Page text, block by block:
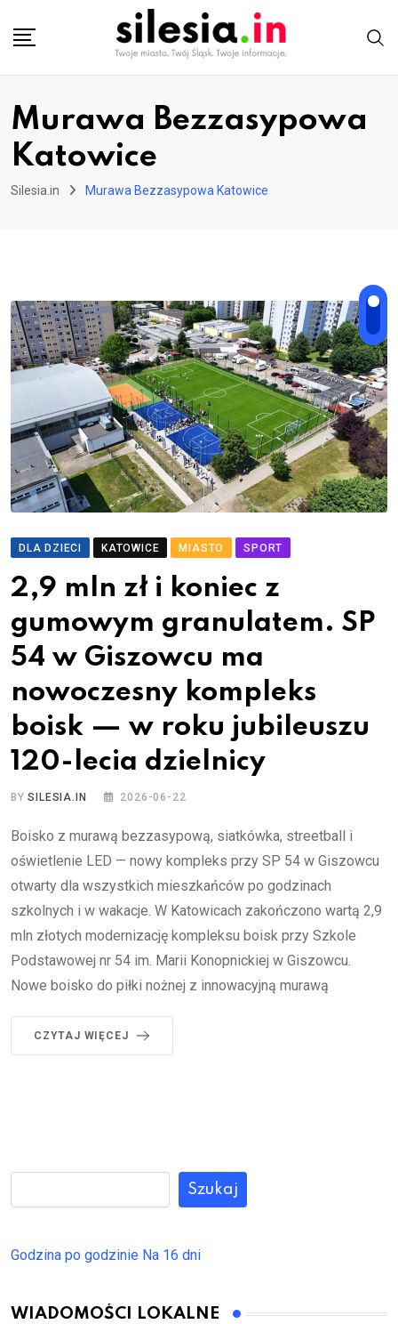
Murawa Bezzasypowa
Katowice
Silesia.in Murawa Bezzasypowa Katowice
DLA DZIECI KATOWICE MIASTO SPORT
2,9 mln zł i koniec z
gumowym granulatem. SP
54 w Giszowcu ma
nowoczesny kompleks
boisk — w roku jubileuszu
120-lecia dzielnicy
BYSILESIA.IN 2026-06-22
Boisko z murawą bezzasypową, siatkówka, streetball i
oświetlenie LED — nowy kompleks przy SP 54 w Giszowcu
otwarty dla wszystkich mieszkańców po godzinach
szkolnych i w wakacje. W Katowicach zakończono wartą 2,9
mln złotych modernizację kompleksu boisk przy Szkole
Podstawowej nr 54 im. Marii Konopnickiej w Giszowcu.
Nowe boisko do piłki nożnej z innowacyjną murawą
CZYTAJ WIĘCEJ
Szukaj
Godzina po godzinie Na 16 dni
WIADOMOŚCI LOKALNE